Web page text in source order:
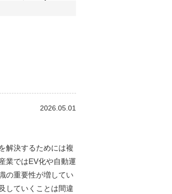
2026.05.01
解決するためには複
業ではEV化や自動運
の重要性が増してい
していくことは間違